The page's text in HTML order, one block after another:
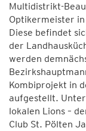
Multidistrikt-
Optikermeister
Diese befindet
der
werden
Kombiprojekt in
aufgestellt.
lokalen Lions –
Club St. Pölten